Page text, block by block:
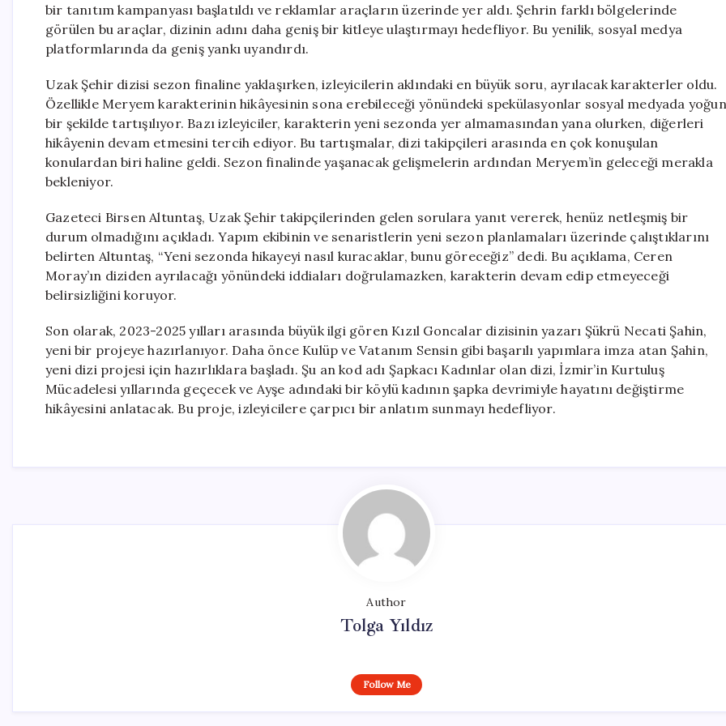
bir tanıtım kampanyası başlatıldı ve reklamlar araçların üzerinde yer aldı. Şehrin farklı bölgelerinde
görülen bu araçlar, dizinin adını daha geniş bir kitleye ulaştırmayı hedefliyor. Bu yenilik, sosyal medya
platformlarında da geniş yankı uyandırdı.
Uzak Şehir dizisi sezon finaline yaklaşırken, izleyicilerin aklındaki en büyük soru, ayrılacak karakterler oldu.
Özellikle Meryem karakterinin hikâyesinin sona erebileceği yönündeki spekülasyonlar sosyal medyada yoğun
bir şekilde tartışılıyor. Bazı izleyiciler, karakterin yeni sezonda yer almamasından yana olurken, diğerleri
hikâyenin devam etmesini tercih ediyor. Bu tartışmalar, dizi takipçileri arasında en çok konuşulan
konulardan biri haline geldi. Sezon finalinde yaşanacak gelişmelerin ardından Meryem’in geleceği merakla
bekleniyor.
Gazeteci Birsen Altuntaş, Uzak Şehir takipçilerinden gelen sorulara yanıt vererek, henüz netleşmiş bir
durum olmadığını açıkladı. Yapım ekibinin ve senaristlerin yeni sezon planlamaları üzerinde çalıştıklarını
belirten Altuntaş, “Yeni sezonda hikayeyi nasıl kuracaklar, bunu göreceğiz” dedi. Bu açıklama, Ceren
Moray’ın diziden ayrılacağı yönündeki iddiaları doğrulamazken, karakterin devam edip etmeyeceği
belirsizliğini koruyor.
Son olarak, 2023-2025 yılları arasında büyük ilgi gören Kızıl Goncalar dizisinin yazarı Şükrü Necati Şahin,
yeni bir projeye hazırlanıyor. Daha önce Kulüp ve Vatanım Sensin gibi başarılı yapımlara imza atan Şahin,
yeni dizi projesi için hazırlıklara başladı. Şu an kod adı Şapkacı Kadınlar olan dizi, İzmir’in Kurtuluş
Mücadelesi yıllarında geçecek ve Ayşe adındaki bir köylü kadının şapka devrimiyle hayatını değiştirme
hikâyesini anlatacak. Bu proje, izleyicilere çarpıcı bir anlatım sunmayı hedefliyor.
Author
Tolga Yıldız
Follow Me